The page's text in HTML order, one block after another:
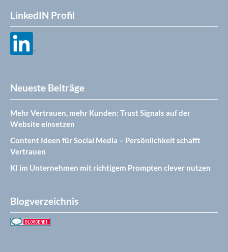
LinkedIN Profil
Neueste Beiträge
Mehr Vertrauen, mehr Kunden: Trust Signals auf der
Website einsetzen
Content Ideen für Social Media – Persönlichkeit schafft
Vertrauen
KI im Unternehmen mit richtigem Prompten clever nutzen
Blogverzeichnis